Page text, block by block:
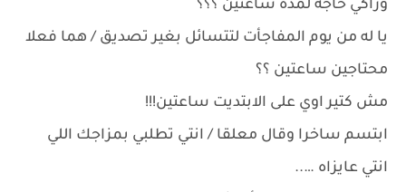
وراكي حاجة لمدة ساعتين ؟؟؟
يا له من يوم المفاجأت لتتسائل بغير تصديق / هما فعلا
محتاجين ساعتين ؟؟
مش كتير اوي على الابتديت ساعتين!!!
ابتسم ساخرا وقال معلقا / انتي تطلبي بمزاجك اللي
انتي عايزاه …..